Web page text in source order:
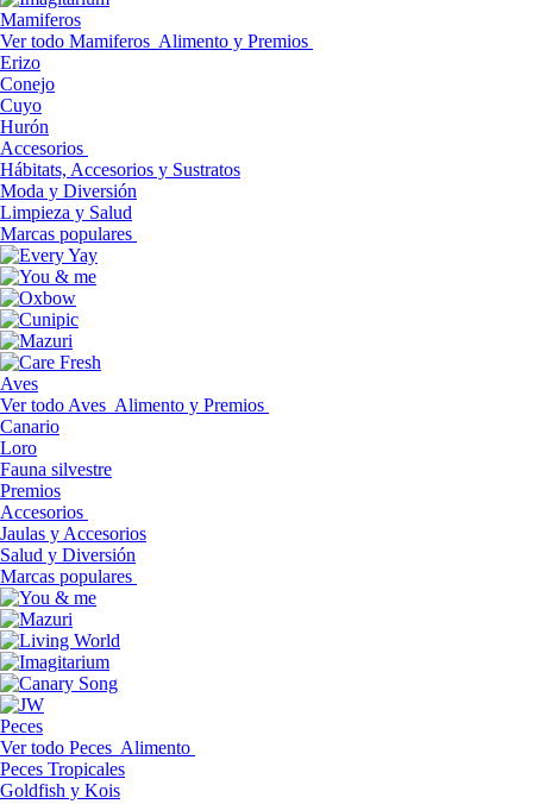
Mamiferos
Ver todo Mamiferos Alimento y Premios
Erizo
Conejo
Cuyo
Hurón
Accesorios
Hábitats, Accesorios y Sustratos
Moda y Diversión
Limpieza y Salud
Marcas populares
Aves
Ver todo Aves Alimento y Premios
Canario
Loro
Fauna silvestre
Premios
Accesorios
Jaulas y Accesorios
Salud y Diversión
Marcas populares
Peces
Ver todo Peces Alimento
Peces Tropicales
Goldfish y Kois